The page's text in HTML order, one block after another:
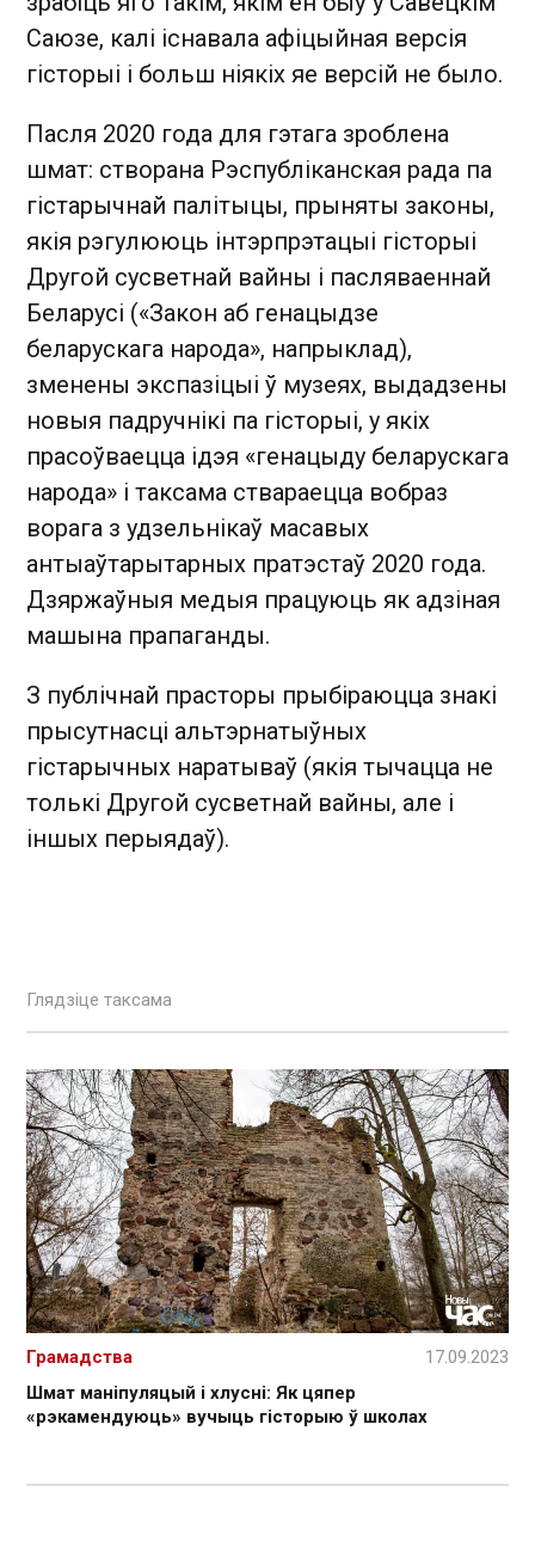
Саюзе, калі існавала афіцыйная версія
гісторыі і больш ніякіх яе версій не было.
Пасля 2020 года для гэтага зроблена
шмат: створана Рэспубліканская рада па
гістарычнай палітыцы, прыняты законы,
якія рэгулююць інтэрпрэтацыі гісторыі
Другой сусветнай вайны і пасляваеннай
Беларусі («Закон аб генацыдзе
беларускага народа», напрыклад),
зменены экспазіцыі ў музеях, выдадзены
новыя падручнікі па гісторыі, у якіх
прасоўваецца ідэя «генацыду беларускага
народа» і таксама ствараецца вобраз
ворага з удзельнікаў масавых
антыаўтарытарных пратэстаў 2020 года.
Дзяржаўныя медыя працуюць як адзіная
машына прапаганды.
З публічнай прасторы прыбіраюцца знакі
прысутнасці альтэрнатыўных
гістарычных наратываў (якія тычацца не
толькі Другой сусветнай вайны, але і
іншых перыядаў).
Глядзіце таксама
Шмат маніпуляцый і хлусні: Як цяпер
«рэкамендуюць» вучыць гісторыю ў школах
Грамадства 17.09.2023